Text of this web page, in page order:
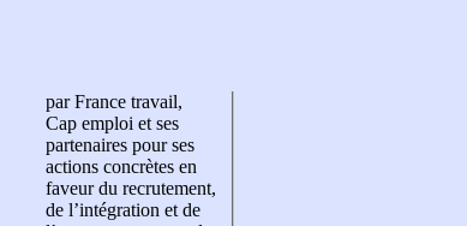
par France travail,
Cap emploi et ses
partenaires pour ses
actions concrètes en
faveur du recrutement,
de l’intégration et de